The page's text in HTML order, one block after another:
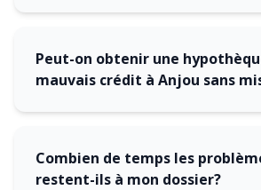
Peut-on obtenir une
mauvais crédit à Anjou sans
Combien de temps les
restent-ils à mon dossier?